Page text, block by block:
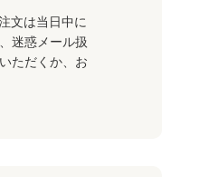
文は当日中に
迷惑メール扱
ただくか、お